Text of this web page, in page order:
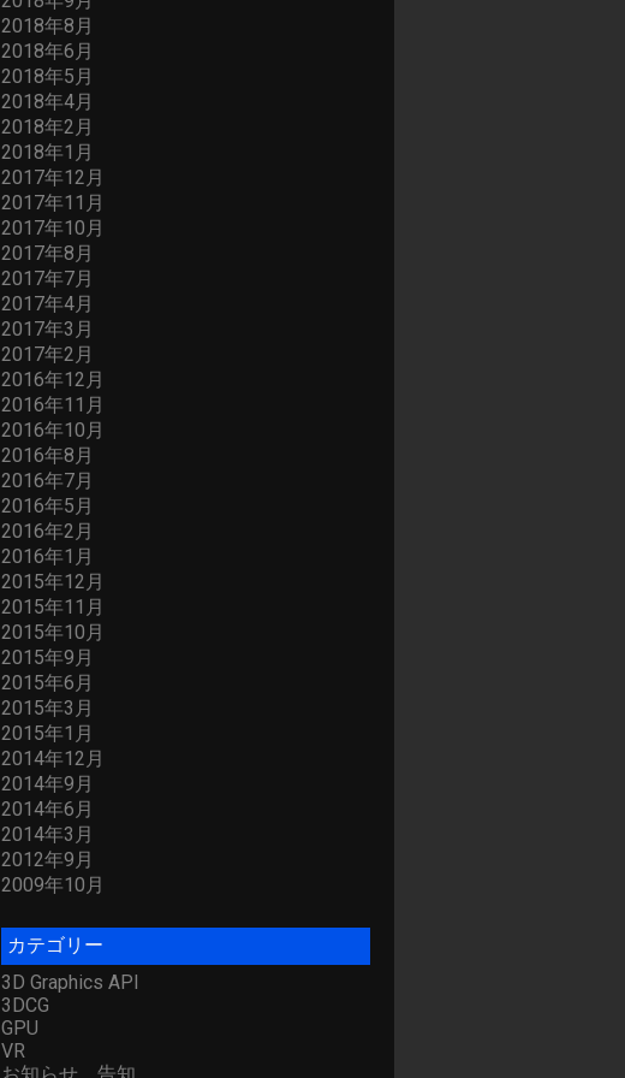
2018年8月
2018年6月
2018年5月
2018年4月
2018年2月
2018年1月
2017年12月
2017年11月
2017年10月
2017年8月
2017年7月
2017年4月
2017年3月
2017年2月
2016年12月
2016年11月
2016年10月
2016年8月
2016年7月
2016年5月
2016年2月
2016年1月
2015年12月
2015年11月
2015年10月
2015年9月
2015年6月
2015年3月
2015年1月
2014年12月
2014年9月
2014年6月
2014年3月
2012年9月
2009年10月
カテゴリー
3D Graphics API
3DCG
GPU
VR